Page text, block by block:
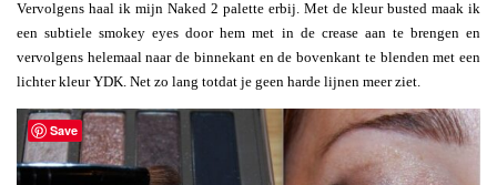
Vervolgens haal ik mijn Naked 2 palette erbij. Met de kleur busted maak ik
een subtiele smokey eyes door hem met in de crease aan te brengen en
vervolgens helemaal naar de binnekant en de bovenkant te blenden met een
lichter kleur YDK. Net zo lang totdat je geen harde lijnen meer ziet.
Save